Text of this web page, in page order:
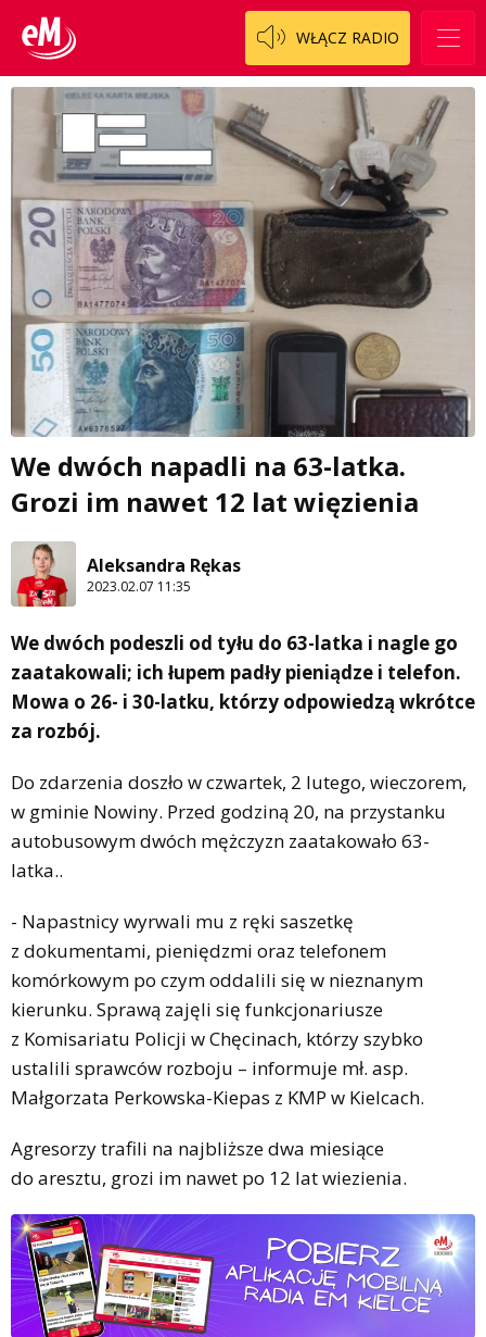
WŁĄCZ RADIO
We dwóch napadli na 63-latka.
Grozi im nawet 12 lat więzienia
Aleksandra Rękas
2023.02.07 11:35
We dwóch podeszli od tyłu do 63-latka i nagle go
zaatakowali; ich łupem padły pieniądze i telefon.
Mowa o 26- i 30-latku, którzy odpowiedzą wkrótce
za rozbój.
Do zdarzenia doszło w czwartek, 2 lutego, wieczorem,
w gminie Nowiny. Przed godziną 20, na przystanku
autobusowym dwóch mężczyzn zaatakowało 63-
latka..
- Napastnicy wyrwali mu z ręki saszetkę
z dokumentami, pieniędzmi oraz telefonem
komórkowym po czym oddalili się w nieznanym
kierunku. Sprawą zajęli się funkcjonariusze
z Komisariatu Policji w Chęcinach, którzy szybko
ustalili sprawców rozboju – informuje mł. asp.
Małgorzata Perkowska-Kiepas z KMP w Kielcach.
Agresorzy trafili na najbliższe dwa miesiące
do aresztu, grozi im nawet po 12 lat wiezienia.